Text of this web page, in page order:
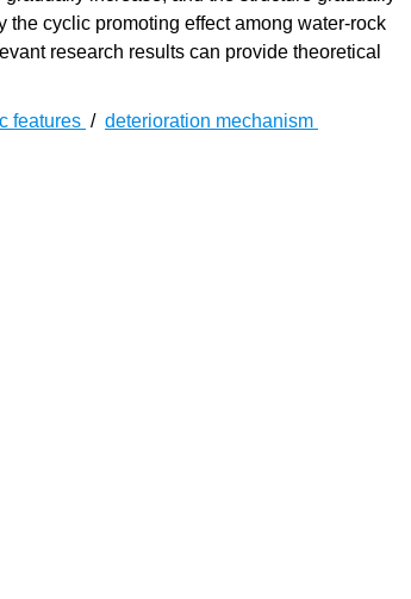
the cyclic promoting effect among water-rock
research results can provide theoretical
features / deterioration mechanism